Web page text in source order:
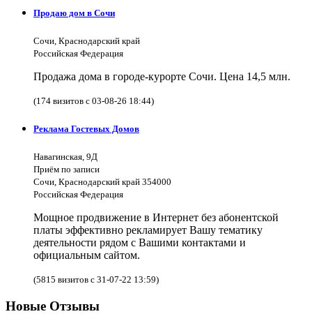
Продаю дом в Сочи
Сочи, Краснодарский край
Российская Федерация
Продажа дома в городе-курорте Сочи. Цена 14,5 млн.
(174 визитов с 03-08-26 18:44)
Реклама Гостевых Домов
Навагинская, 9Д
Приём по записи
Сочи, Краснодарский край 354000
Российская Федерация
Мощное продвижение в Интернет без абонентской
платы эффективно рекламирует Вашу тематику
деятельности рядом с Вашими контактами и
официальным сайтом.
(5815 визитов с 31-07-22 13:59)
Новые Отзывы